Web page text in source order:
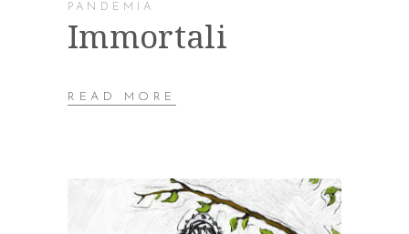
PANDEMIA
Immortali
READ MORE